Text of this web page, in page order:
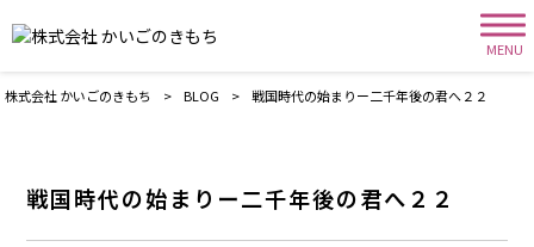
MENU
株式会社 かいごのきもち > BLOG > 戦国時代の始まりー二千年後の君へ２２
戦国時代の始まりー二千年後の君へ２２